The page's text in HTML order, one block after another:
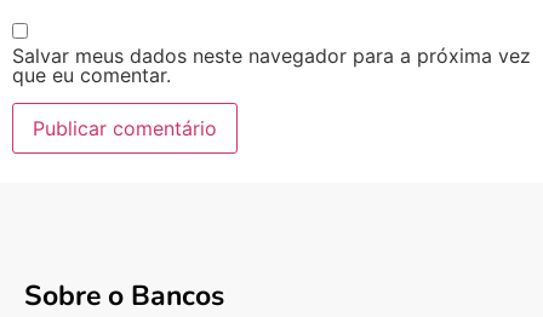
Salvar meus dados neste navegador para a próxima vez
que eu comentar.
Sobre o Bancos